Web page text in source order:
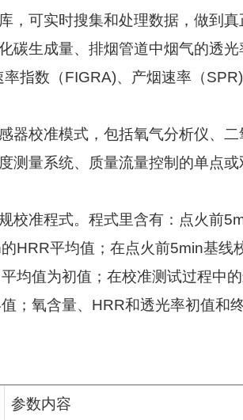
，可实时搜集和处理数据，做到
碳生成量、排烟管道中烟气的透
指数（FIGRA)、产烟速率（SPR)
器校准模式，包括氧气分析仪、
测量系统、质量流量控制的单点或
校准程式。程式里含有：点火前
的HRR平均值；在点火前5min基线
均值为初值；在校准测试过程中
；氧含量、 HRR和透光率初值和
参数内容